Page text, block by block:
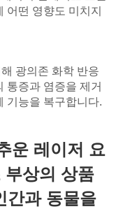
어떤 영향도 미치지
광의존 화학 반응
통증과 염증을 제거
기능을 복구합니다.
운 레이저 요
부상의 상품
간과 동물을